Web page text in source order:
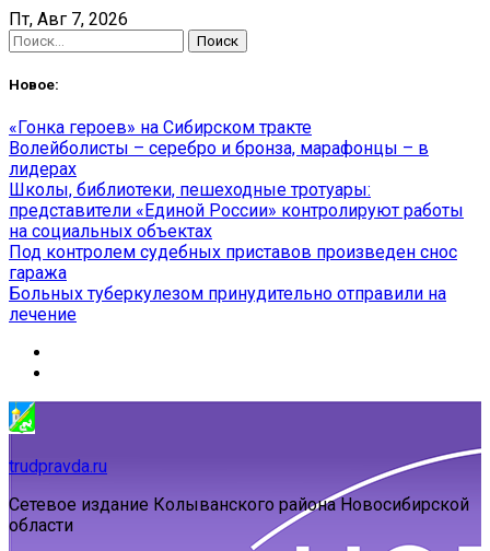
Skip
to
content
Пт, Авг 7, 2026
Найти:
Новое:
«Гонка героев» на Сибирском тракте
Волейболисты – серебро и бронза, марафонцы – в
лидерах
Школы, библиотеки, пешеходные тротуары:
представители «Единой России» контролируют работы
на социальных объектах
Под контролем судебных приставов произведен снос
гаража
Больных туберкулезом принудительно отправили на
лечение
trudpravda.ru
Сетевое издание Колыванского района Новосибирской
области